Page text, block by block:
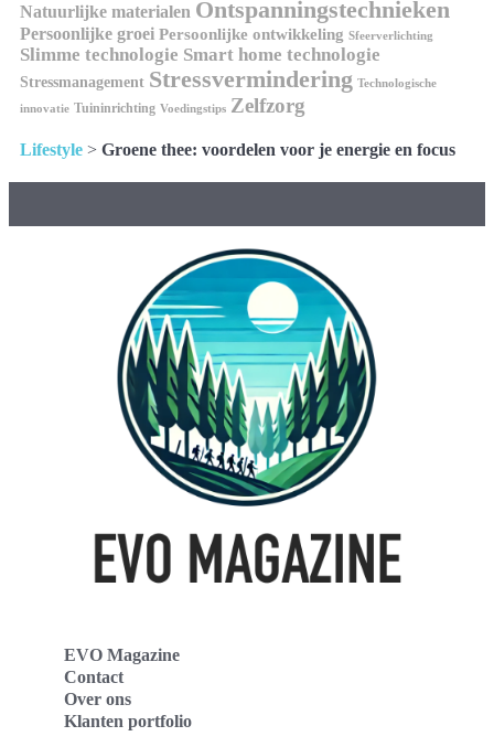
Natuurlijke materialen Ontspanningstechnieken
Persoonlijke groei Persoonlijke ontwikkeling Sfeerverlichting
Slimme technologie Smart home technologie
Stressmanagement Stressvermindering Technologische
innovatie Tuininrichting Voedingstips Zelfzorg
Lifestyle > Groene thee: voordelen voor je energie en focus
EVO Magazine
Contact
Over ons
Klanten portfolio